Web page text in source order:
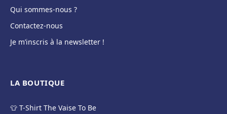
Qui sommes-nous ?
Contactez-nous
Je m’inscris à la newsletter !
LA BOUTIQUE
👕 T-Shirt The Vaise To Be